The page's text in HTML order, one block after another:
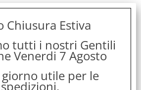
Chiusura Estiva
tutti i nostri Gentili
Venerdi 7 Agosto
utile per le
spedizioni.